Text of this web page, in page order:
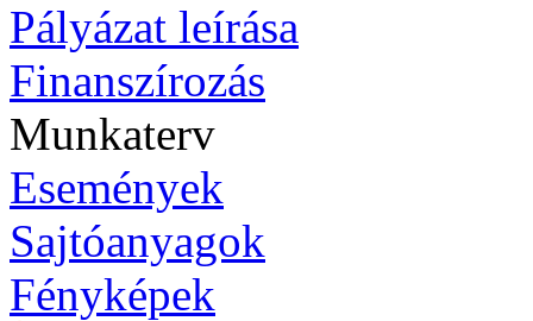
Pályázat leírása
Finanszírozás
Munkaterv
Események
Sajtóanyagok
Fényképek